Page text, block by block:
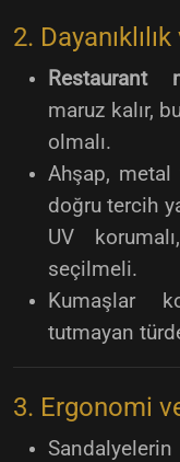
2.
Restaurant
maruz kalır,
olmalı.
Ahşap, metal
doğru tercih
UV
seçilmeli.
Kumaşlar
tutmayan
3. Ergonomi